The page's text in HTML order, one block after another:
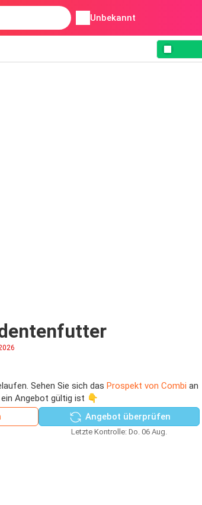
Unbekannt
Sehen Sie sich das Prospekt von Combi an
Angebot gültig ist 👇
Angebot überprüfen
Letzte Kontrolle: Do. 06 Aug.